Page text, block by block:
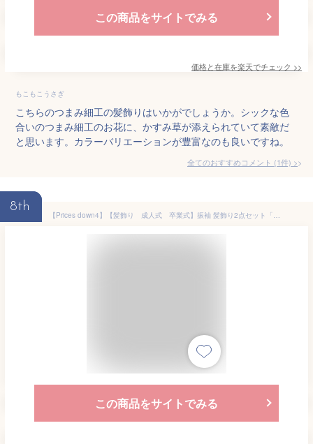
この商品をサイトでみる
価格と在庫を楽天でチェック >>
もこもこうさぎ
こちらのつまみ細工の髪飾りはいかがでしょうか。シックな色
合いのつまみ細工のお花に、かすみ草が添えられていて素敵だ
と思います。カラーバリエーションが豊富なのも良いですね。
全てのおすすめコメント (1件) >
8th
【Prices down4】【髪飾り 成人式 卒業式】振袖 髪飾り2点セット「青紫色のお花、下がり飾り」つまみ細工髪飾り 髪飾りセット お花髪飾り 成人式の振袖に、卒業式の袴にも （1798）＜H＞【メール便不可】 ヘアアクセサリーss2512wkk15
この商品をサイトでみる